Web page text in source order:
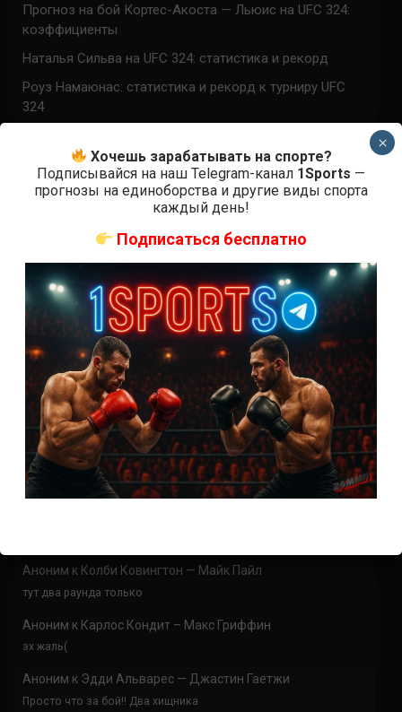
Прогноз на бой Кортес-Акоста — Льюис на UFC 324:
коэффициенты
Наталья Сильва на UFC 324: статистика и рекорд
Роуз Намаюнас: статистика и рекорд к турниру UFC
324
время начала
Прогноз на бой Сильва — Намаюнас на UFC 324:
коэффициенты
Арнольд Аллен на UFC 324: статистика и рекорд
ПРИСОЕДИНЯЙСЯ
АнонимкКонор МакГрегор
Аллах пидор
skapa ett binance-kontoкРинья Накамура – Фернандо
Гарсия
Аноним к Колби Ковингтон — Майк Пайл
тут два раунда только
Аноним к Карлос Кондит – Макс Гриффин
эх жаль(
Аноним к Эдди Альварес — Джастин Гаетжи
Просто что за бой!! Два хищника
Хочешь зарабатывать на спорте?
Подписывайся на наш Telegram-канал 1Sports —
прогнозы на единоборства и другие виды спорта
каждый день!
Подписаться бесплатно
×